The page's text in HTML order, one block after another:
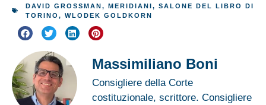
DAVID GROSSMAN, MERIDIANI, SALONE DEL LIBRO DI
TORINO , WLODEK GOLDKORN
Massimiliano Boni
Consigliere della Corte
costituzionale, scrittore. Consigliere